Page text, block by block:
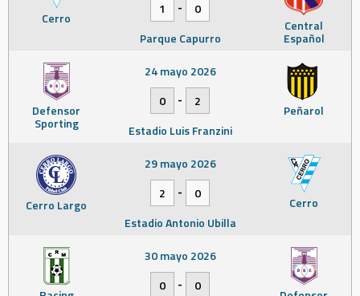
Cerro Central
Español
1 -
0
Parque Capurro
Defensor
Sporting
Peñarol
24 mayo 2026
0
-
2
Estadio Luis Franzini
Cerro Largo Cerro
29 mayo 2026
2
-
0
Estadio Antonio Ubilla
30 mayo 2026
0
-
0